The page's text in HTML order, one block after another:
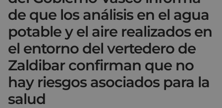
de que los análisis en el agua
potable y el aire realizados en
el entorno del vertedero de
Zaldibar confirman que no
hay riesgos asociados para la
salud